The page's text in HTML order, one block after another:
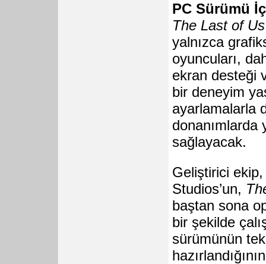
PC Sürümü
The Last of
yalnızca
oyuncuları,
ekran desteği
bir deneyim
ayarlamalarla
sağlayacak.
Geliştirici
Studios’un,
baştan sona
bir şekilde
sürümünün